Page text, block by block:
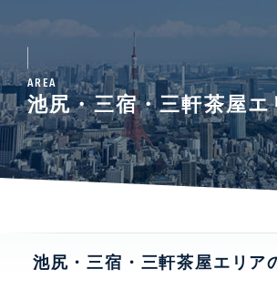
AREA
池尻・三宿・三軒茶屋エ
池尻・三宿・三軒茶屋エリア